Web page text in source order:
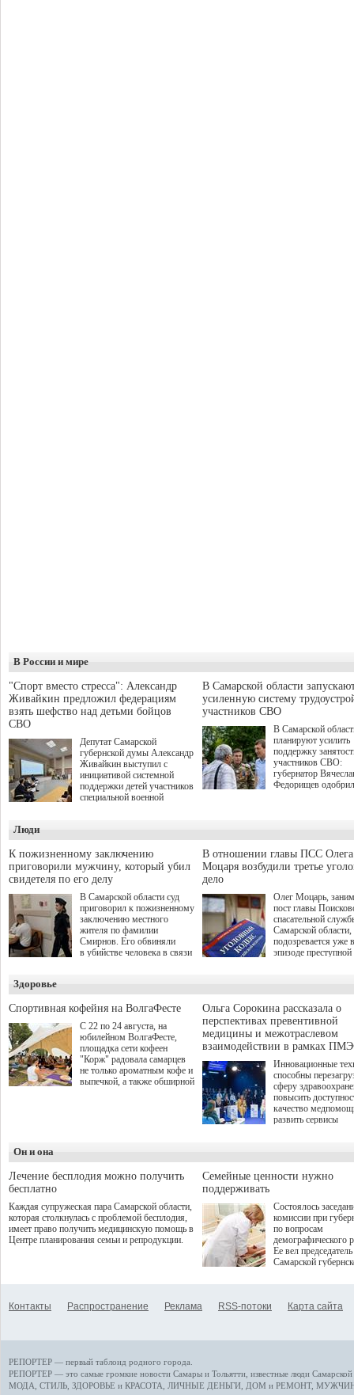
В России и мире
"Спорт вместо стресса": Александр
Живайкин предложил федерациям
взять шефство над детьми бойцов
СВО
Депутат Самарской
губернской думы Александр
Живайкин выступил с
инициативой системной
поддержки детей участников
специальной военной
"Помощь фронту и семьям
участников СВО", которая
прошла в Отрадном 7
августа.
В Самарской области
усиленную систему
участников СВО
В Самарской
планируют усилить
поддержку
участников СВО:
губернатор
Федорищев
на трудоустройство
спокойную
мирной жизни.
Люди
К пожизненному заключению
приговорили мужчину, который убил
свидетеля по его делу
В Самарской области суд
приговорил к пожизненному
заключению местного
жителя по фамилии
Смирнов. Его обвиняли
в убийстве человека в связи
В отношении главы ПСС Олега
Моцаря возбудили третье
дело
Олег Моцарь,
пост главы
спасательной
Самарской области,
подозревается уже
эпизоде преступной
а сам он
Здоровье
Спортивная кофейня на ВолгаФесте
С 22 по 24 августа, на
юбилейном ВолгаФесте,
площадка сети кофеен
"Корж" радовала самарцев
не только ароматным кофе и
выпечкой, а также обширной
Ольга Сорокина рассказала о
перспективах превентивной
медицины и межотраслевом
взаимодействии в рамках
Инновационные
способны
сферу
повысить
качество
развить сервисы
определенными
К ним можно
возникающие при
данными
более динамичного
проникновения
сегмент
отраслевое
рассказала Ольга
ходе сессии
качества жизни" в
ПМЭФ 2025. В
Он и она
Лечение бесплодия можно получить
бесплатно
Каждая супружеская пара Самарской области,
которая столкнулась с проблемой бесплодия,
имеет право получить медицинскую помощь в
Центре планирования семьи и репродукции.
Семейные ценности нужно
поддерживать
Состоялось
комиссии при
по вопросам
демографического
Ее вел председатель
Самарской
Контакты Распространение Реклама RSS-потоки Карта сайта
РЕПОРТЕР — первый таблоид родного города.
РЕПОРТЕР — это самые громкие новости Самары и Тольятти, известные люди
МОДА, СТИЛЬ ЗДОРОВЬЕ и КРАСОТА ЛИЧНЫЕ ДЕНЬГИ ДОМ и РЕМОНТ,